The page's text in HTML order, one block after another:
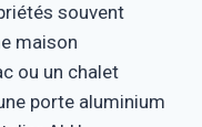
souvent
maison
ou un chalet
porte aluminium